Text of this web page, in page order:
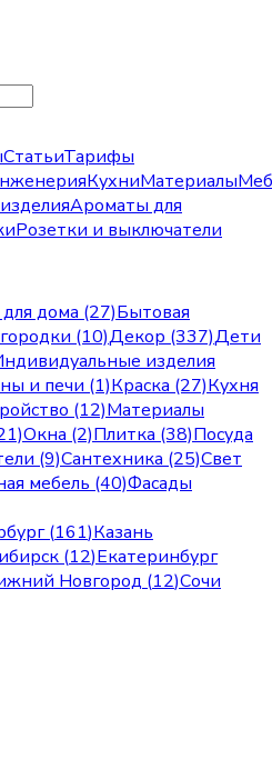
СтатьиТарифы
КухниМатериалы
Ароматы для
Розетки и выключатели
дома (27)Бытовая
(10)Декор (337)Дети
изделия
и печи (1)Краска (27)Кухня
(12)Материалы
Окна (2)Плитка (38)Посуда
(9)Сантехника (25)Свет
мебель (40)Фасады
(161)Казань
(12)Екатеринбург
Новгород (12)Сочи